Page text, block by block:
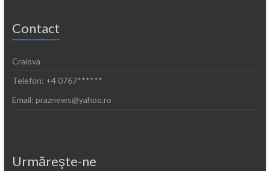
Contact
Craiova
Telefon: +4 0767******
Email: praznews@yahoo.ro
Urmăreşte-ne